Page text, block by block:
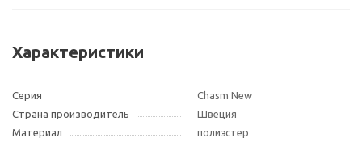
Характеристики
Серия
Chasm New
Страна производитель
Швеция
Материал
полиэстер